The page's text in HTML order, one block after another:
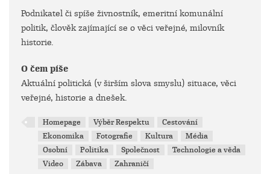
Podnikatel či spíše živnostník, emeritní komunální
politik, člověk zajímající se o věci veřejné, milovník
historie.
O čem píše
Aktuální politická (v širším slova smyslu) situace, věci
veřejné, historie a dnešek.
Homepage Výběr Respektu
Cestování
Ekonomika
Fotografie Kultura
Média
Osobní
Politika Společnost
Technologie a věda
Video
Zábava Zahraničí